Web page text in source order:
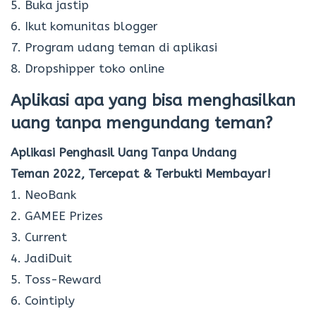
5. Buka jastip
6. Ikut komunitas blogger
7. Program udang teman di aplikasi
8. Dropshipper toko online
Aplikasi apa yang bisa menghasilkan
uang tanpa mengundang teman?
Aplikasi Penghasil Uang Tanpa Undang
Teman 2022, Tercepat & Terbukti Membayar!
1. NeoBank
2. GAMEE Prizes
3. Current
4. JadiDuit
5. Toss-Reward
6. Cointiply